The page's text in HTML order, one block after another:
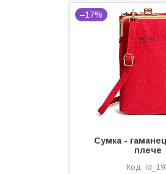
–17%
Сумка -
плече